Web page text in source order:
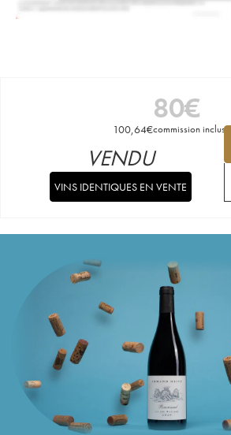
80€
100,64€commission incluse
VENDU
VINS IDENTIQUES EN VENTE